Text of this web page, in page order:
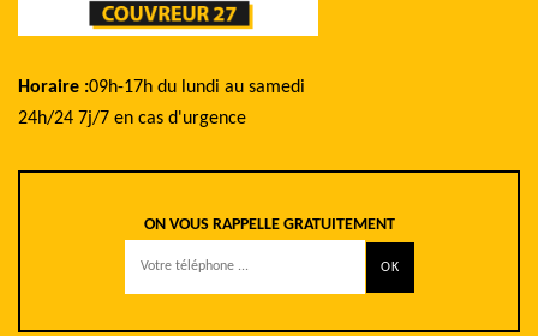
Horaire :09h-17h du lundi au samedi
24h/24 7j/7 en cas d'urgence
ON VOUS RAPPELLE GRATUITEMENT